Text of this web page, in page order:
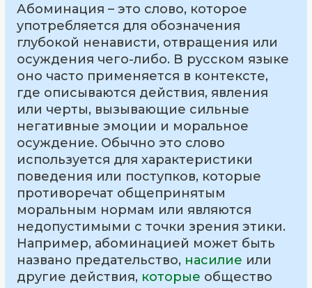
Абоминация – это слово, которое
употребляется для обозначения
глубокой ненависти, отвращения или
осуждения чего-либо. В русском языке
оно часто применяется в контексте,
где описываются действия, явления
или черты, вызывающие сильные
негативные эмоции и моральное
осуждение. Обычно это слово
используется для характеристики
поведения или поступков, которые
противоречат общепринятым
моральным нормам или являются
недопустимыми с точки зрения этики.
Например, абоминацией может быть
названо предательство, насилие или
другие действия, которые общество